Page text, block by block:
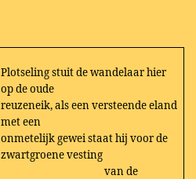
Plotseling stuit de wandelaar hier
op de oude
reuzeneik, als een versteende eland
met een
onmetelijk gewei staat hij voor de
zwartgroene vesting
van de